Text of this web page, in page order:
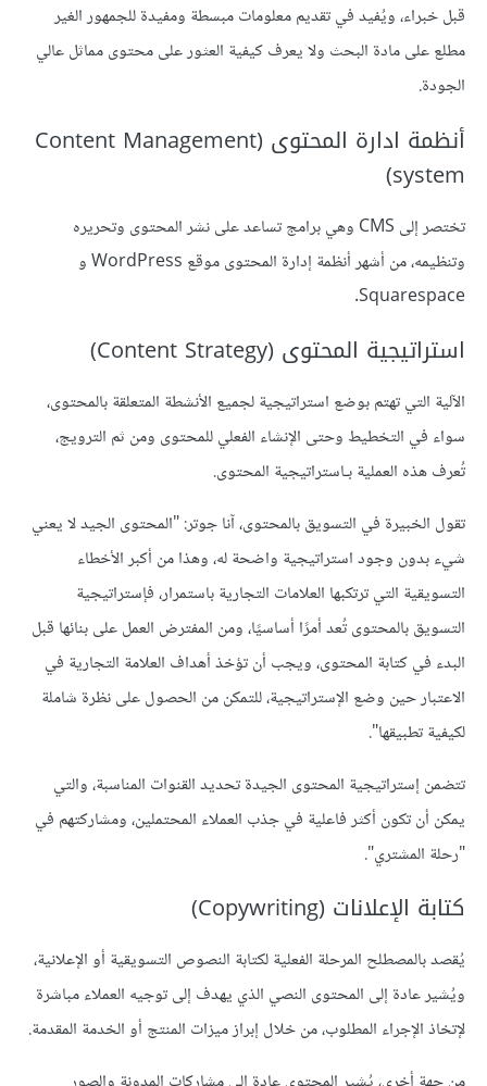
قبل خبراء، ويُفيد في تقديم معلومات مبسطة ومفيدة للجمهور الغير
مطلع على مادة البحث ولا يعرف كيفية العثور على محتوى مماثل عالي
الجودة.
أنظمة ادارة المحتوى (Content Management
system)
تختصر إلى CMS وهي برامج تساعد على نشر المحتوى وتحريره
وتنظيمه، من أشهر أنظمة إدارة المحتوى موقع WordPress و
Squarespace.
استراتيجية المحتوى (Content Strategy)
الآلية التي تهتم بوضع استراتيجية لجميع الأنشطة المتعلقة بالمحتوى،
سواء في التخطيط وحتى الإنشاء الفعلي للمحتوى ومن ثم الترويج،
تُعرف هذه العملية بـاستراتيجية المحتوى.
تقول الخبيرة في التسويق بالمحتوى، آنا جوتر: "المحتوى الجيد لا يعني
شيء بدون وجود استراتيجية واضحة له، وهذا من أكبر الأخطاء
التسويقية التي ترتكبها العلامات التجارية باستمرار، فإستراتيجية
التسويق بالمحتوى تُعد أمرًا أساسيًا، ومن المفترض العمل على بنائها قبل
البدء في كتابة المحتوى، ويجب أن تؤخذ أهداف العلامة التجارية في
الاعتبار حين وضع الإستراتيجية، للتمكن من الحصول على نظرة شاملة
لكيفية تطبيقها".
تتضمن إستراتيجية المحتوى الجيدة تحديد القنوات المناسبة، والتي
يمكن أن تكون أكثر فاعلية في جذب العملاء المحتملين، ومشاركتهم في
"رحلة المشتري".
كتابة الإعلانات (Copywriting)
يُقصد بالمصطلح المرحلة الفعلية لكتابة النصوص التسويقية أو الإعلانية،
ويُشير عادة إلى المحتوى النصي الذي يهدف إلى توجيه العملاء مباشرة
لإتخاذ الإجراء المطلوب، من خلال إبراز ميزات المنتج أو الخدمة المقدمة.